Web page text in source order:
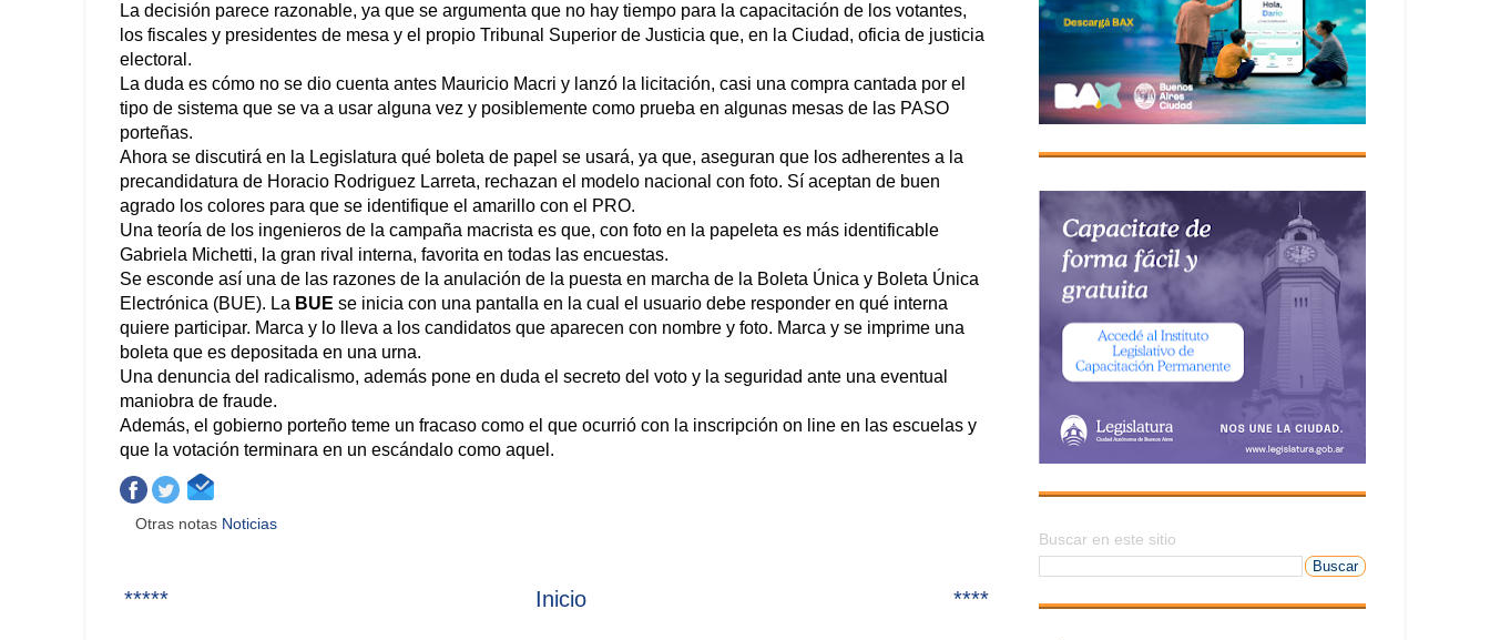
La decisión parece razonable, ya que se argumenta que no hay tiempo para la capacitación de los votantes,
los fiscales y presidentes de mesa y el propio Tribunal Superior de Justicia que, en la Ciudad, oficia de justicia
electoral.
La duda es cómo no se dio cuenta antes Mauricio Macri y lanzó la licitación, casi una compra cantada por el
tipo de sistema que se va a usar alguna vez y posiblemente como prueba en algunas mesas de las PASO
porteñas.
Ahora se discutirá en la Legislatura qué boleta de papel se usará, ya que, aseguran que los adherentes a la
precandidatura de Horacio Rodriguez Larreta, rechazan el modelo nacional con foto. Sí aceptan de buen
agrado los colores para que se identifique el amarillo con el PRO.
Una teoría de los ingenieros de la campaña macrista es que, con foto en la papeleta es más identificable
Gabriela Michetti, la gran rival interna, favorita en todas las encuestas.
Se esconde así una de las razones de la anulación de la puesta en marcha de la Boleta Única y Boleta Única
Electrónica (BUE). La BUE se inicia con una pantalla en la cual el usuario debe responder en qué interna
quiere participar. Marca y lo lleva a los candidatos que aparecen con nombre y foto. Marca y se imprime una
boleta que es depositada en una urna.
Una denuncia del radicalismo, además pone en duda el secreto del voto y la seguridad ante una eventual
maniobra de fraude.
Además, el gobierno porteño teme un fracaso como el que ocurrió con la inscripción on line en las escuelas y
que la votación terminara en un escándalo como aquel.
Otras notas Noticias
***** ****
Inicio
Buscar en este sitio